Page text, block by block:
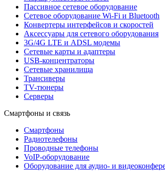
Пассивное сетевое оборудование
Сетевое оборудование Wi-Fi и Bluetooth
Конвертеры интерфейсов и скоростей
Аксессуары для сетевого оборудования
3G/4G LTE и ADSL модемы
Сетевые карты и адаптеры
USB-концентраторы
Сетевые хранилища
Трансиверы
TV-тюнеры
Серверы
Смартфоны и связь
Смартфоны
Радиотелефоны
Проводные телефоны
VoIP-оборудование
Оборудование для аудио- и